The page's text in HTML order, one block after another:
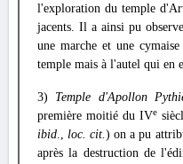
l'exploration du temple
jacents. Il a ainsi pu
une marche et une
temple mais à l'autel qui en
3) Temple d'Apollon
première moitié du IVe
ibid.,loc. cit.) on a pu
après la destruction de